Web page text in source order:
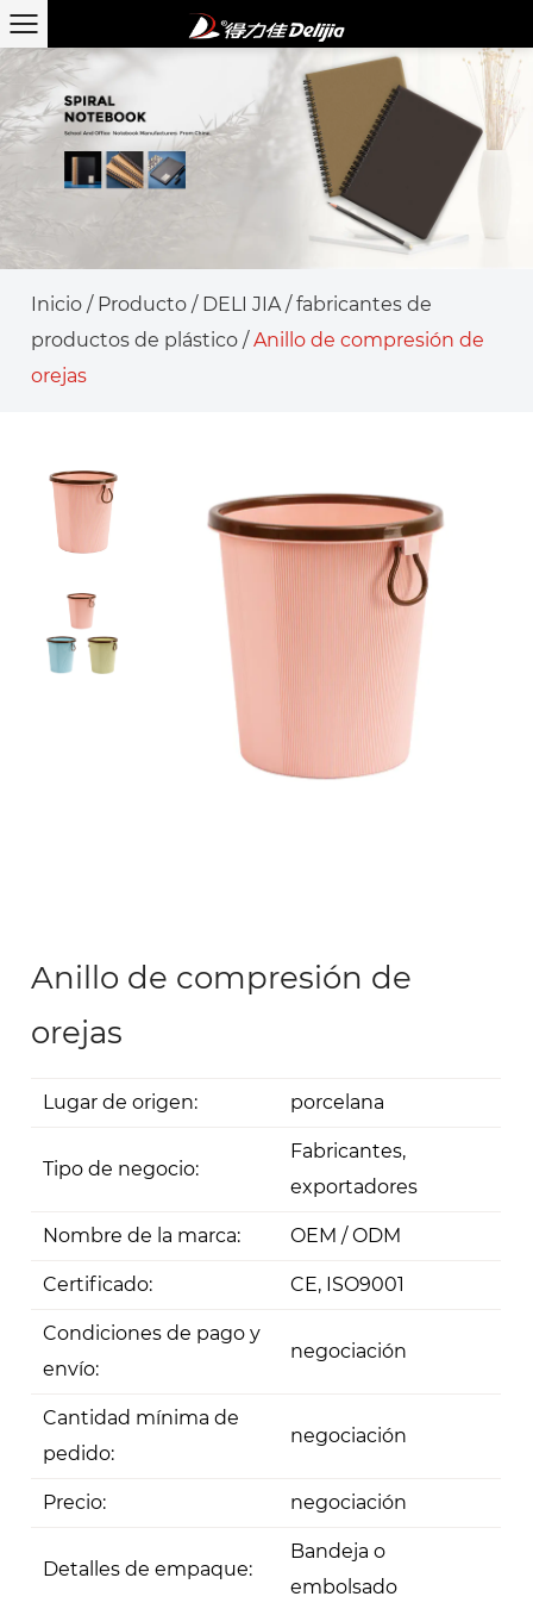
Inicio / Producto / DELI JIA/fabricantes de
productos de plástico /Anillo de compresión de
orejas
Anillo de compresión de
orejas
Lugar de origen: porcelana
Tipo de negocio:
Fabricantes,
exportadores
Nombre de la marca: OEM / ODM
Certificado: CE, ISO9001
Condiciones de pago y
envío:
negociación
Cantidad mínima de
pedido:
negociación
Precio: negociación
Detalles de empaque:
Bandeja o
embolsado